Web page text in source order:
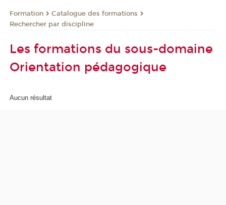
Formation
Catalogue des formations
Rechercher par discipline
Les formations du sous-domaine
Orientation pédagogique
Aucun résultat